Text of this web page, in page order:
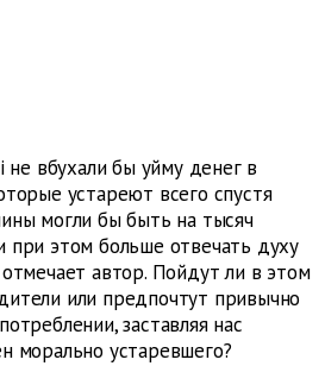
не вбухали бы уйму денег в
устареют всего спустя
могли бы быть на тысяч
при этом больше отвечать духу
автор. Пойдут ли в этом
или предпочтут привычно
заставляя нас
морально устаревшего?